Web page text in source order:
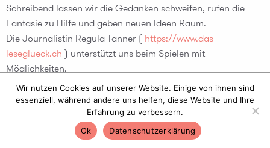
Schreibend lassen wir die Gedanken schweifen, rufen die
Fantasie zu Hilfe und geben neuen Ideen Raum.
Die Journalistin Regula Tanner ( https://www.das-
leseglueck.ch ) unterstützt uns beim Spielen mit
Möglichkeiten.
weitere Infos / Flyer
© 2026 Bienzgut Datenschutzerklärung
Bümpliz-Bethlehem
Wir nutzen Cookies auf unserer Website. Einige von ihnen sind
essenziell, während andere uns helfen, diese Website und Ihre
Erfahrung zu verbessern.
Ok
Datenschutzerklärung